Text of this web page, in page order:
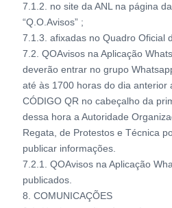
7.1.2. no site da ANL na página
“Q.O.Avisos” ;
7.1.3. afixadas no Quadro Oficial
7.2. QOAvisos na Aplicação
deverão entrar no grupo
até às 1700 horas do dia anterior
CÓDIGO QR no cabeçalho da
dessa hora a Autoridade
Regata, de Protestos e Técnica
publicar informações.
7.2.1. QOAvisos na Aplicação
publicados.
8. COMUNICAÇÕES